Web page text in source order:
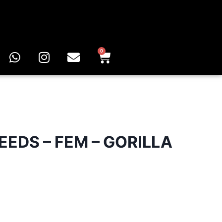
0
– FEM – GORILLA